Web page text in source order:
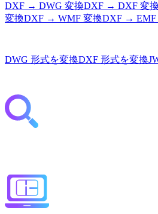
DXF → DWG 変換DXF → DXF 変換
変換DXF → WMF 変換DXF → EMF
DWG 形式を変換DXF 形式を変換